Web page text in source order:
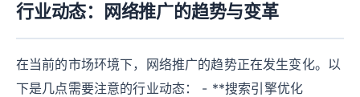
行业动态：网络推广的趋势与变革
在当前的市场环境下，网络推广的趋势正在发生变化。以
下是几点需要注意的行业动态： - **搜索引擎优化